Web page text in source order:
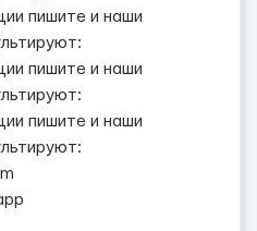
пишите и наши
пишите и наши
пишите и наши